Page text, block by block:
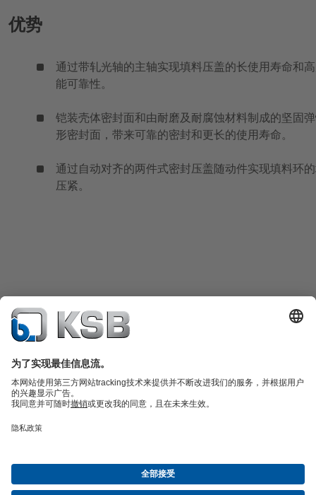
优势
通过带轧光轴的主轴实现填料压盖的长使用寿命和
能可靠性。
铠装壳体密封面和由耐磨及耐腐蚀材料制成的坚固
形密封面，带来可靠的密封和更长的使用寿命。
通过自动对齐的两件式密封压盖随动件实现填料环
压紧。
产品目录备件凯士比技术服务购物车软件与技术知识